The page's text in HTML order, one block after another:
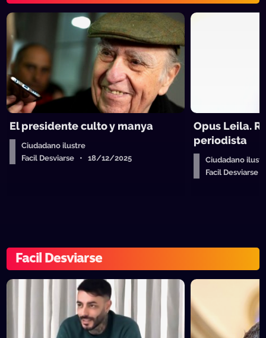
El presidente culto y manya
Ciudadano ilustre
Facil Desviarse • 18/12/2025
Opus Leila.
periodista
Ciudadano
Facil Desviarse
Facil Desviarse